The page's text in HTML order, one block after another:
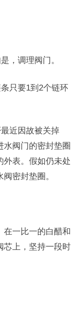
，调理阀门。
只要1到2个链环
近因故被关掉
水阀门的密封垫圈
外表。假如仍未处
密封垫圈。
在一比一的白醋和
芯上，坚持一段时